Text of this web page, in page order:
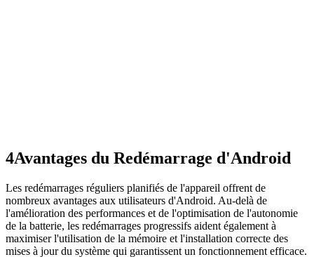
4Avantages du Redémarrage d'Android
Les redémarrages réguliers planifiés de l'appareil offrent de
nombreux avantages aux utilisateurs d'Android. Au-delà de
l'amélioration des performances et de l'optimisation de l'autonomie
de la batterie, les redémarrages progressifs aident également à
maximiser l'utilisation de la mémoire et l'installation correcte des
mises à jour du système qui garantissent un fonctionnement efficace.